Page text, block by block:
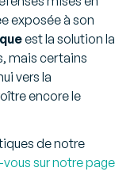
exposée à son
est la solution la
mais certains
vers la
encore le
de notre
sur notre page